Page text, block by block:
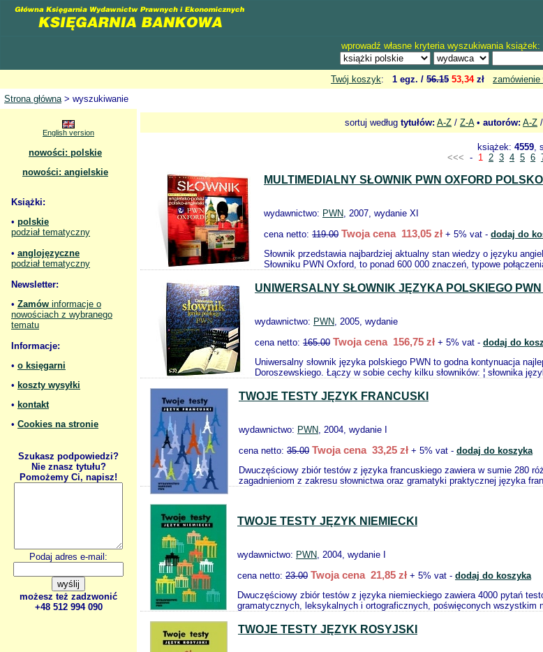
wprowadź własne kryteria wyszukiwania książek:
Twój koszyk: 1 egz. / 56.15 53,34zł
zamówienie
Strona główna> wyszukiwanie
English version
nowości: polskie
nowości: angielskie
Książki:
• polskie
podział tematyczny
• anglojęzyczne
podział tematyczny
Newsletter:
• Zamów informacje o
nowościach z wybranego
tematu
Informacje:
• o księgarni
• koszty wysyłki
• kontakt
• Cookies na stronie
Szukasz podpowiedzi?
Nie znasz tytułu?
Pomożemy Ci, napisz!
Podaj adres e-mail:
możesz też zadzwonić
+48 512 994 090
sortuj według tytułów: A-Z / Z-A• autorów: A-Z /
książek: 4559,
<<< - 1 2 3 4 5 6
MULTIMEDIALNY SŁOWNIK PWN OXFORD
wydawnictwo: PWN, 2007, wydanie XI
cena netto: 119.00 Twoja cena 113,05 zł + 5% vat - dodaj do
Słownik przedstawia najbardziej aktualny stan wiedzy o języku
Słowniku PWN Oxford, to ponad 600 000 znaczeń, typowe
UNIWERSALNY SŁOWNIK JĘZYKA POLSKIEGO PWN
wydawnictwo: PWN, 2005, wydanie
cena netto: 165.00 Twoja cena 156,75 zł + 5% vat - dodaj do
Uniwersalny słownik języka polskiego PWN to godna kontynuacja
Doroszewskiego. Łączy w sobie cechy kilku słowników: ¦ słownika
TWOJE TESTY JĘZYK FRANCUSKI
wydawnictwo: PWN, 2004, wydanie I
cena netto: 35.00 Twoja cena 33,25 zł + 5% vat - dodaj do koszyka
Dwuczęściowy zbiór testów z języka francuskiego zawiera w sumie 280
zagadnieniom z zakresu słownictwa oraz gramatyki praktycznej języka
TWOJE TESTY JĘZYK NIEMIECKI
wydawnictwo: PWN, 2004, wydanie I
cena netto: 23.00 Twoja cena 21,85 zł + 5% vat - dodaj do koszyka
Dwuczęściowy zbiór testów z języka niemieckiego zawiera 4000 pytań
gramatycznych, leksykalnych i ortograficznych, poświęconych wszystkim
TWOJE TESTY JĘZYK ROSYJSKI